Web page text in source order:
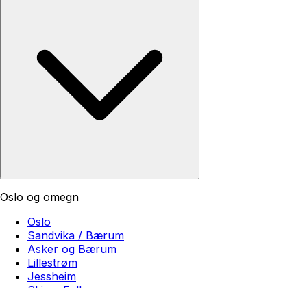
Oslo og omegn
Oslo
Sandvika / Bærum
Asker og Bærum
Lillestrøm
Jessheim